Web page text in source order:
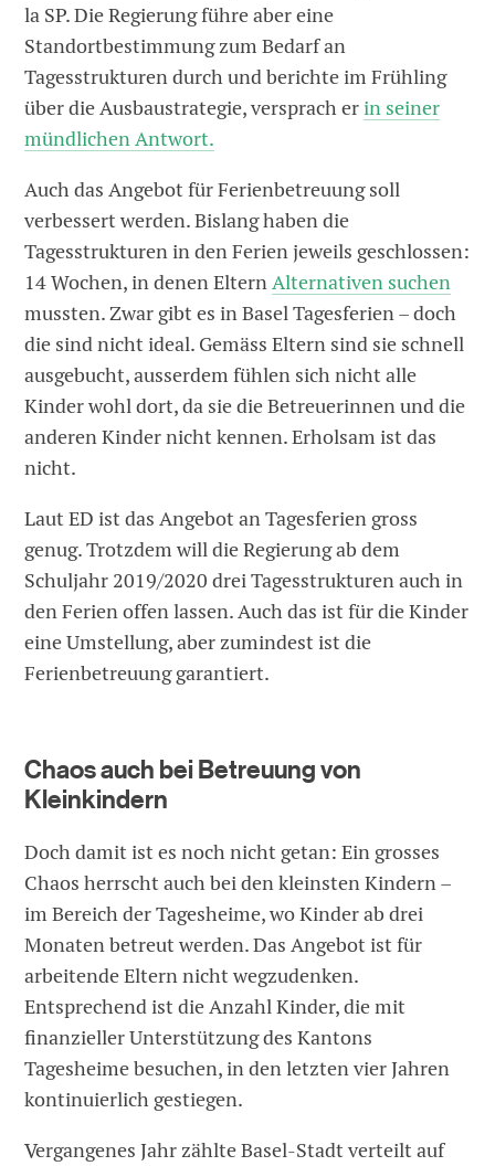
la SP. Die Regierung führe aber eine
Standortbestimmung zum Bedarf an
Tagesstrukturen durch und berichte im Frühling
über die Ausbaustrategie, versprach erin seiner
mündlichen Antwort.
Auch das Angebot für Ferienbetreuung soll
verbessert werden. Bislang haben die
Tagesstrukturen in den Ferien jeweils geschlossen:
14 Wochen, in denen ElternAlternativen suchen
mussten. Zwar gibt es in Basel Tagesferien – doch
die sind nicht ideal. Gemäss Eltern sind sie schnell
ausgebucht, ausserdem fühlen sich nicht alle
Kinder wohl dort, da sie die Betreuerinnen und die
anderen Kinder nicht kennen. Erholsam ist das
nicht.
Laut ED ist das Angebot an Tagesferien gross
genug. Trotzdem will die Regierung ab dem
Schuljahr 2019/2020 drei Tagesstrukturen auch in
den Ferien offen lassen. Auch das ist für die Kinder
eine Umstellung, aber zumindest ist die
Ferienbetreuung garantiert.
Chaos auch bei Betreuung von
Kleinkindern
Doch damit ist es noch nicht getan: Ein grosses
Chaos herrscht auch bei den kleinsten Kindern –
im Bereich der Tagesheime, wo Kinder ab drei
Monaten betreut werden. Das Angebot ist für
arbeitende Eltern nicht wegzudenken.
Entsprechend ist die Anzahl Kinder, die mit
finanzieller Unterstützung des Kantons
Tagesheime besuchen, in den letzten vier Jahren
kontinuierlich gestiegen.
Vergangenes Jahr zählte Basel-Stadt verteilt auf